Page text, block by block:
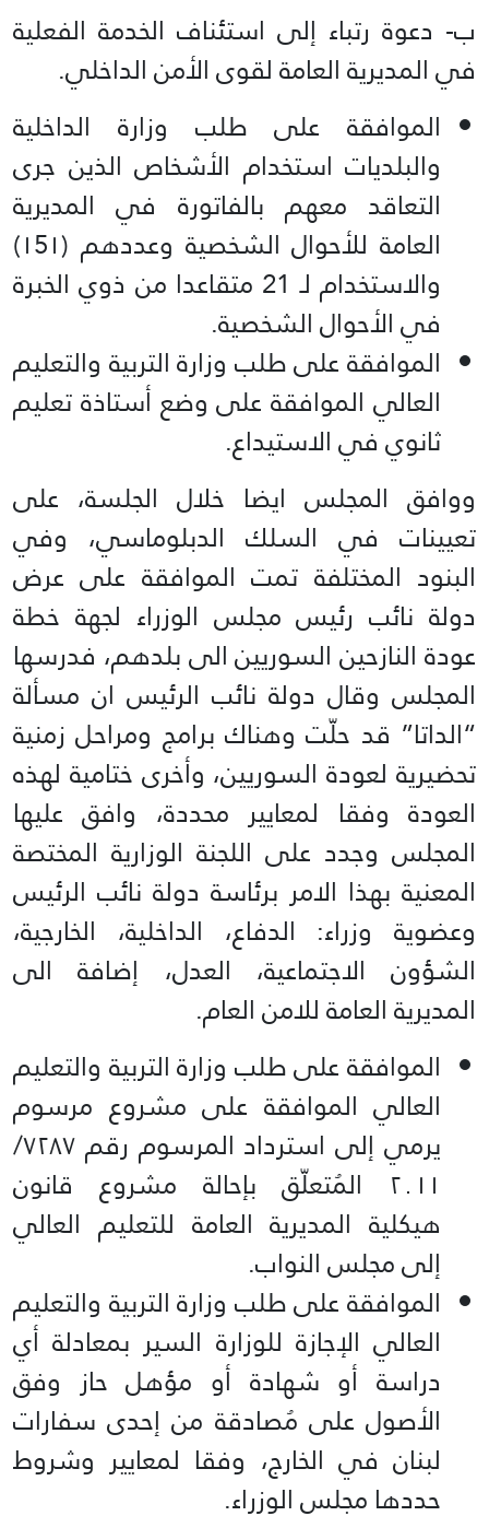
ب- دعوة رتباء إلى استئناف الخدمة الفعلية
في المديرية العامة لقوى الأمن الداخلي.
الموافقة على طلب وزارة الداخلية
والبلديات استخدام الأشخاص الذين جرى
التعاقد معهم بالفاتورة في المديرية
العامة للأحوال الشخصية وعددهم (۱5۱)
والاستخدام لـ 21 متقاعدا من ذوي الخبرة
في الأحوال الشخصية.
الموافقة على طلب وزارة التربية والتعليم
العالي الموافقة على وضع أستاذة تعليم
ثانوي في الاستيداع.
ووافق المجلس ايضا خلال الجلسة، على
تعيينات في السلك الدبلوماسي، وفي
البنود المختلفة تمت الموافقة على عرض
دولة نائب رئيس مجلس الوزراء لجهة خطة
عودة النازحين السوريين الى بلدهم، فدرسها
المجلس وقال دولة نائب الرئيس ان مسألة
“الداتا” قد حلّت وهناك برامج ومراحل زمنية
تحضيرية لعودة السوريين، وأخرى ختامية لهذه
العودة وفقا لمعايير محددة، وافق عليها
المجلس وجدد على اللجنة الوزارية المختصة
المعنية بهذا الامر برئاسة دولة نائب الرئيس
وعضوية وزراء: الدفاع، الداخلية، الخارجية،
الشؤون الاجتماعية، العدل، إضافة الى
المديرية العامة للامن العام.
الموافقة على طلب وزارة التربية والتعليم
العالي الموافقة على مشروع مرسوم
يرمي إلى استرداد المرسوم رقم ۷۲۸۷/
۲۰۱۱ المُتعلّق بإحالة مشروع قانون
هيكلية المديرية العامة للتعليم العالي
إلى مجلس النواب.
الموافقة على طلب وزارة التربية والتعليم
العالي الإجازة للوزارة السير بمعادلة أي
دراسة أو شهادة أو مؤهل حاز وفق
الأصول على مُصادقة من إحدى سفارات
لبنان في الخارج، وفقا لمعايير وشروط
حددها مجلس الوزراء.